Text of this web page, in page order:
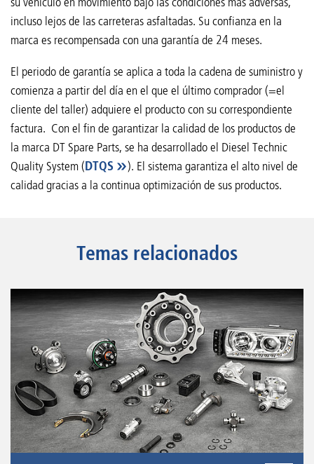
incluso lejos de las carreteras asfaltadas. Su confianza en la
marca es recompensada con una garantía de 24 meses.
El periodo de garantía se aplica a toda la cadena de suministro y
comienza a partir del día en el que el último comprador (=el
cliente del taller) adquiere el producto con su correspondiente
factura. Con el fin de garantizar la calidad de los productos de
la marca DT Spare Parts, se ha desarrollado el Diesel Technic
Quality System (DTQS
). El sistema garantiza el alto nivel de
calidad gracias a la continua optimización de sus productos.
Temas relacionados